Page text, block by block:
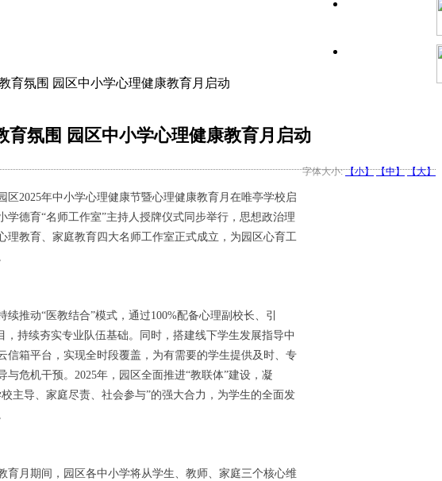
育氛围 园区中小学心理健康教育月启动
育氛围 园区中小学心理健康教育月启动
字体大小:【小】 【中】 【大】
区2025年中小学心理健康节暨心理健康教育月在唯亭学校启
学德育“名师工作室”主持人授牌仪式同步举行，思想政治理
理教育、家庭教育四大名师工作室正式成立，为园区心育工
续推动“医教结合”模式，通过100%配备心理副校长、引
，持续夯实专业队伍基础。同时，搭建线下学生发展指导中
信箱平台，实现全时段覆盖，为有需要的学生提供及时、专
与危机干预。2025年，园区全面推进“教联体”建设，凝
主导、家庭尽责、社会参与”的强大合力，为学生的全面发
育月期间，园区各中小学将从学生、教师、家庭三个核心维